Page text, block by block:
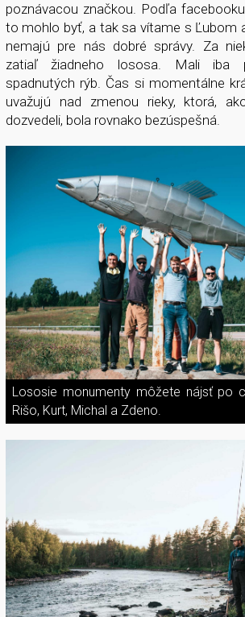
poznávacou značkou. Podľa
to mohlo byť, a tak sa vítame s Ľubom
nemajú pre nás dobré správy. Za
zatiaľ žiadneho lososa. Mali iba
spadnutých rýb. Čas si momentálne
uvažujú nad zmenou rieky, ktorá,
dozvedeli, bola rovnako bezúspešná.
Lososie monumenty môžete nájsť po
Rišo, Kurt, Michal a Zdeno.